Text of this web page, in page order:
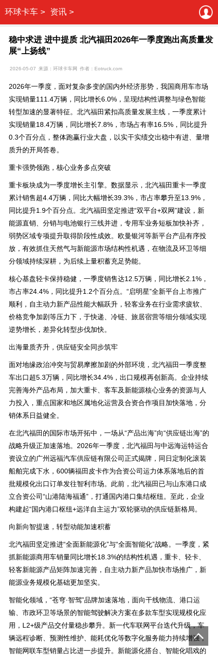
环球卡车 > 资讯 >
稳中求进 进中提质 北汽福田2026年一季度跑出高质量发
展“上扬线”
2026-05-07 来源：环球卡车网 作者：Eotruck.com
2026年一季度，面对复杂多变的国内外经济形势，我国商用车市场
实现销量111.4万辆，同比增长6.0%，呈现结构性调整与绿色智能
转型加速的显著特征。北汽福田紧扣高质量发展主线，一季度累计
实现销量18.4万辆，同比增长7.8%，市场占有率16.5%，同比提升
0.3个百分点，整体跑赢行业大盘，以实干实绩交出稳中有进、量增
质升的开局答卷。
重卡强势领跑，核心业务多点突破
重卡板块成为一季度增长主引擎。数据显示，北汽福田重卡一季度
累计销售超4.4万辆，同比大幅增长39.3%，市占率攀升至13.9%，
同比提升1.9个百分点。北汽福田坚定推进“双平台+双网”建设，新
能源直销、分销与电池银行三线并进，专用车业务短板加快补齐，
弱势区域专项提升取得阶段性成效。欧曼银河等新平台产品有序投
放，有效抓住天然气与新能源市场结构性机遇，在物流及环卫等细
分领域持续深耕，为后续上量积蓄充足势能。
核心基盘轻卡保持稳健，一季度销售达12.5万辆，同比增长2.1%，
市占率24.4%，同比提升1.2个百分点。“启明星”全新平台上市推广
顺利，自主动力新产品性能大幅跃升，轻客业务在行业需求疲软、
价格竞争加剧等压力下，于快递、冷链、旅居宿营等细分领域实现
逆势增长，差异化转型步伐加快。
出海量质齐升，供应链安全同步筑牢
面对地缘政治冲突与贸易摩擦加剧的外部环境，北汽福田一季度整
车出口超5.3万辆，同比增长34.4%，出口规模再创新高。企业持续
完善海外产品布局，加大重卡、客车及新能源核心业务的资源与人
力投入，重点国家和地区属地化运营及合资合作项目加快落地，分
销体系日益健全。
在北汽福田的国际市场开拓中，一场从“产品出海”向“供应链出海”的
战略升级正加速落地。2026年一季度，北汽福田与中远海运特运合
资设立的广州远福汽车供应链有限公司正式揭牌，同日定制化滚装
船舶完成下水，600辆福田皮卡作为合资公司运力体系落地后的首
批规模化出口订单发往智利市场。此前，北汽福田已与山东港口成
立合资公司“山港陆海福通”，打通国内港口集结枢纽。至此，企业
构建起“国内港口枢纽+远洋自主运力”双轮驱动的供应链新格局。
向新向智提速，转型动能加速积蓄
北汽福田坚定推进“全面新能源化”与“全面智能化”战略。一季度，紧
抓新能源商用车销量同比增长18.3%的结构性机遇，重卡、轻卡、
轻客新能源产品矩阵加速完善，自主动力新产品加快市场推广，新
能源业务规模化基础更加坚实。
智能化领域，“苍穹·智驾”品牌加速落地，面向干线物流、港口运
输、市政环卫等场景的智能驾驶解决方案在多款车型实现规模化应
用，L2+级产品交付量稳步攀升。新一代车联网平台迭代升级，车
辆远程诊断、预测性维护、能耗优化等数字化服务能力持续增强，
智能网联车型销量占比进一步提升。新能源化搭台、智能化唱戏的